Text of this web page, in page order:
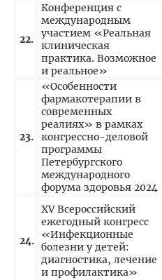
22.
Конференция с
международным
участием «Реальная
клиническая
практика. Возможное
и реальное»
23.
«Особенности
фармакотерапии в
современных
реалиях» в рамках
конгрессно-деловой
программы
Петербургского
международного
форума здоровья 2024
24.
XV Всероссийский
ежегодный конгресс
«Инфекционные
болезни у детей:
диагностика, лечение
и профилактика»